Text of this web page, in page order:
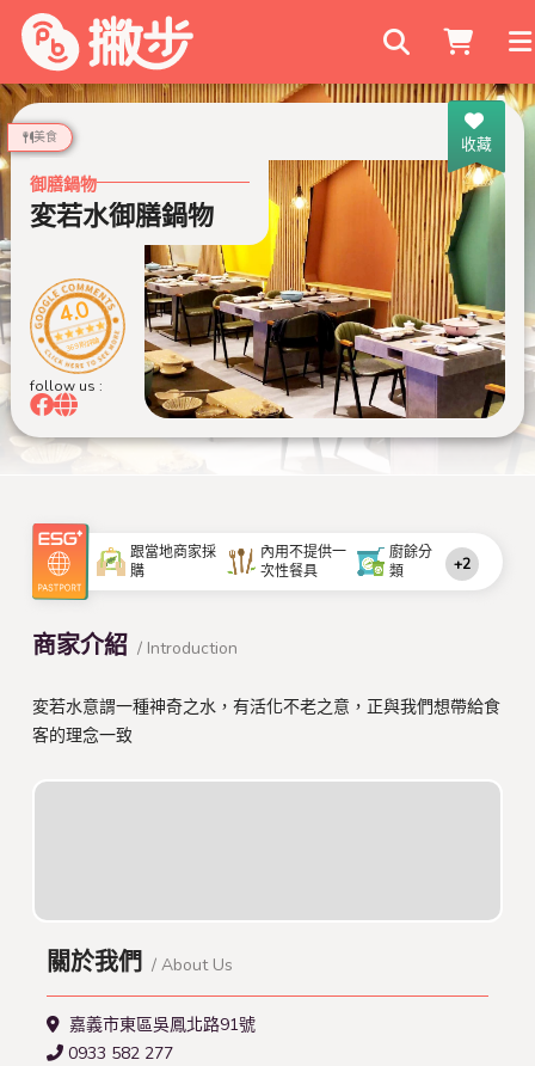
搜尋商家
收藏
美食
御膳鍋物
変若水御膳鍋物
4.0
369 則評論
follow us :
跟當地商家採
購
內用不提供一
次性餐具
廚餘分
類
+2
商家介紹 / Introduction
変若水意謂一種神奇之水，有活化不老之意，正與我們想帶給食
客的理念一致
關於我們 / About Us
嘉義市東區吳鳳北路91號
0933 582 277